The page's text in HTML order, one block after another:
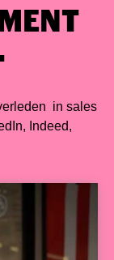
in sales
Indeed,